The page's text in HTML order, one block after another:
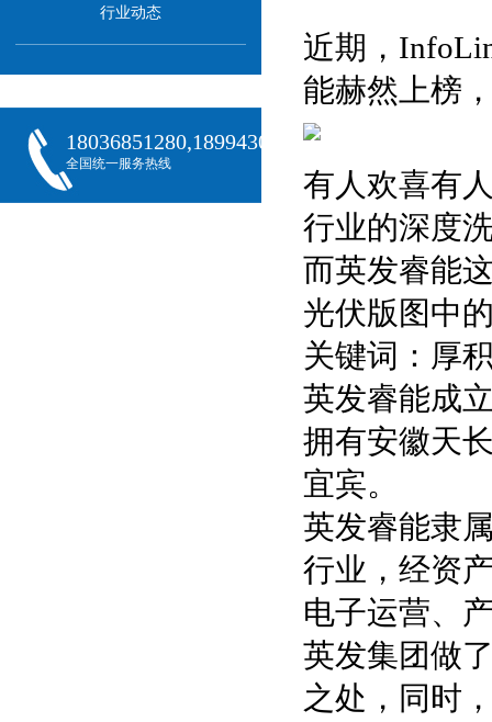
行业动态
18036851280,18994301288,18068407382
全国统一服务热线
近期，
能赫然上榜
有人欢喜有
行业的深度
而英发睿能
光伏版图中
关键词：厚
英发睿能成
拥有安徽天
宜宾。
英发睿能隶
行业，经资
电子运营、
英发集团做
之处，同时